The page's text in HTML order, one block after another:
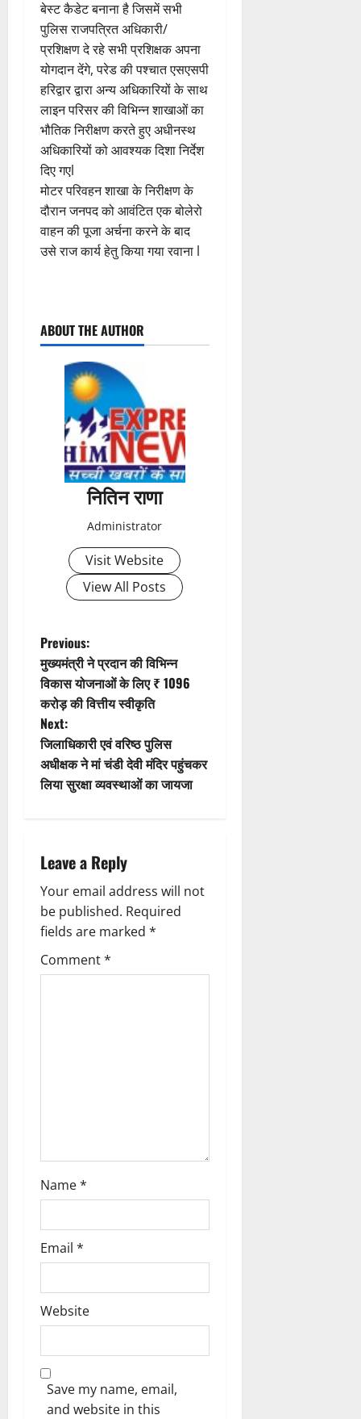
बेस्ट कैडेट बनाना है जिसमें सभी
पुलिस राजपत्रित अधिकारी/
प्रशिक्षण दे रहे सभी प्रशिक्षक अपना
योगदान देंगे, परेड की पश्चात एसएसपी
हरिद्वार द्वारा अन्य अधिकारियों के साथ
लाइन परिसर की विभिन्न शाखाओं का
भौतिक निरीक्षण करते हुए अधीनस्थ
अधिकारियों को आवश्यक दिशा निर्देश
दिए गएl
मोटर परिवहन शाखा के निरीक्षण के
दौरान जनपद को आवंटित एक बोलेरो
वाहन की पूजा अर्चना करने के बाद
उसे राज कार्य हेतु किया गया रवाना l
o
t
i
o
n
ABOUT THE AUTHOR
नितिन राणा
Administrator
Visit Website
View All Posts
P
o
s
t
n
v
i
g
a
t
Previous:
मुख्यमंत्री ने प्रदान की विभिन्न
विकास योजनाओं के लिए ₹ 1096
करोड़ की वित्तीय स्वीकृति
Next:
जिलाधिकारी एवं वरिष्ठ पुलिस
अधीक्षक ने मां चंडी देवी मंदिर पहुंचकर
लिया सुरक्षा व्यवस्थाओं का जायजा
Leave a Reply
Your email address will not
be published. Required
fields are marked *
Comment*
Name*
Email *
Website
Save my name, email,
and website in this